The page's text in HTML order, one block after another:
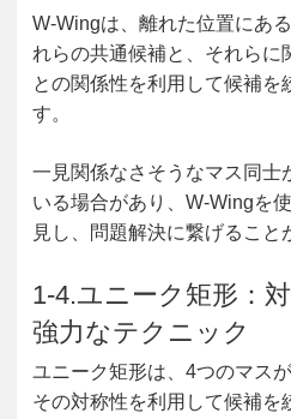
W-Wingは、離れた位置にあ
れらの共通候補と、それらに
との関係性を利用して候補を
す。
一見関係なさそうなマス同士
いる場合があり、W-Wingを
見し、問題解決に繋げること
1-4.ユニーク矩形：
強力なテクニック
ユニーク矩形は、4つのマス
その対称性を利用して候補を